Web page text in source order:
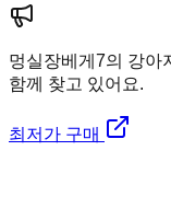
멍실장베게7의 강아
함께 찾고 있어요.
최저가 구매